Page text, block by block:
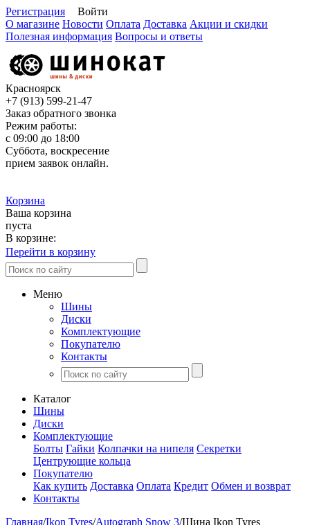
Регистрация
Войти
О магазине Новости Оплата Доставка Акции и скидки
Полезная информация Вопросы и ответы
Красноярск
+7 (913) 599-21-47
Заказ обратного звонка
Режим работы:
с 09:00 до 18:00
Суббота, воскресение
прием заявок онлайн.
Корзина
Ваша корзина
пуста
В корзине:
Перейти в корзину
Меню
Шины
Диски
Комплектующие
Покупателю
Контакты
Каталог
Шины
Диски
Комплектующие
Болты Гайки Колпачки на нипеля Секретки
Центрующие кольца
Покупателю
Как купить Доставка Оплата Кредит Обмен и возврат
Контакты
Главная/Ikon Tyres/Autograph Snow 3/Шина Ikon Tyres